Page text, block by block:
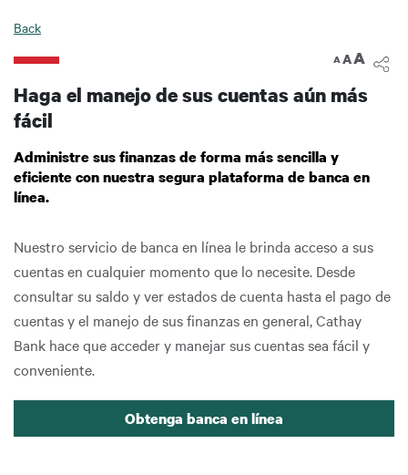
Back
A
A A
Haga el manejo de sus cuentas aún más
fácil
Administre sus finanzas de forma más sencilla y
eficiente con nuestra segura plataforma de banca en
línea.
Nuestro servicio de banca en línea le brinda acceso a sus
cuentas en cualquier momento que lo necesite. Desde
consultar su saldo y ver estados de cuenta hasta el pago de
cuentas y el manejo de sus finanzas en general, Cathay
Bank hace que acceder y manejar sus cuentas sea fácil y
conveniente.
Obtenga banca en línea